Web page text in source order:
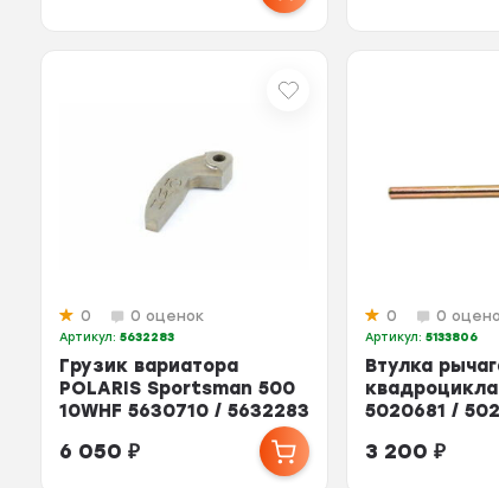
0 0 оценок
Артикул:5632283
Грузик вариатора
POLARIS Sportsman 500
10WHF 5630710 / 5632283
6 050₽
0 0
Артикул:5133806
Втулка
5020681 /
3 200₽